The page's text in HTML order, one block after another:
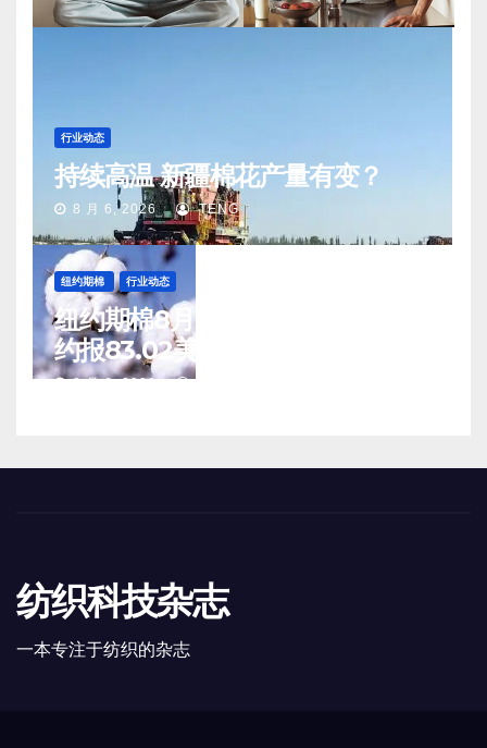
行业动态
持续高温 新疆棉花产量有变？
8 月 6, 2026 TENG
纽约期棉 行业动态
纽约期棉8月5日(周三)收涨12月合
约报83.02美分/磅
8 月 6, 2026 TENG
纺织科技杂志
一本专注于纺织的杂志